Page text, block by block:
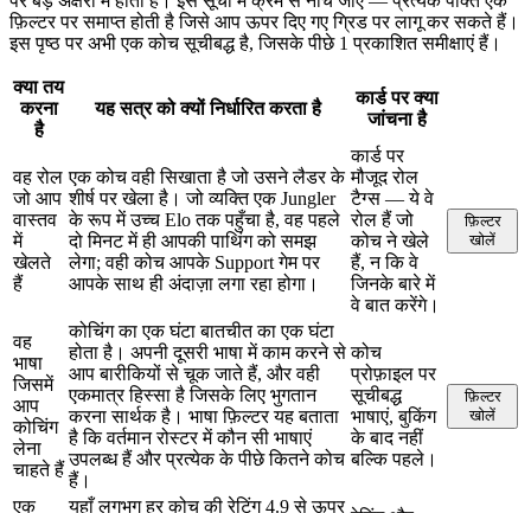
फ़िल्टर पर समाप्त होती है जिसे आप ऊपर दिए गए ग्रिड पर लागू कर सकते हैं।
इस पृष्ठ पर अभी एक कोच सूचीबद्ध है, जिसके पीछे 1 प्रकाशित समीक्षाएं हैं।
क्या तय
करना
है
यह सत्र को क्यों निर्धारित करता है
कार्ड पर क्या
जांचना है
वह रोल
जो आप
वास्तव
में
खेलते
हैं
एक कोच वही सिखाता है जो उसने लैडर के
शीर्ष पर खेला है। जो व्यक्ति एक Jungler
के रूप में उच्च Elo तक पहुँचा है, वह पहले
दो मिनट में ही आपकी पाथिंग को समझ
लेगा; वही कोच आपके Support गेम पर
आपके साथ ही अंदाज़ा लगा रहा होगा।
कार्ड पर
मौजूद रोल
टैग्स — ये वे
रोल हैं जो
कोच ने खेले
हैं, न कि वे
जिनके बारे में
वे बात करेंगे।
फ़िल्टर
खोलें
वह
भाषा
जिसमें
आप
कोचिंग
लेना
चाहते हैं
कोचिंग का एक घंटा बातचीत का एक घंटा
होता है। अपनी दूसरी भाषा में काम करने से
आप बारीकियों से चूक जाते हैं, और वही
एकमात्र हिस्सा है जिसके लिए भुगतान
करना सार्थक है। भाषा फ़िल्टर यह बताता
है कि वर्तमान रोस्टर में कौन सी भाषाएं
उपलब्ध हैं और प्रत्येक के पीछे कितने कोच
हैं।
कोच
प्रोफ़ाइल पर
सूचीबद्ध
भाषाएं, बुकिंग
के बाद नहीं
बल्कि पहले।
फ़िल्टर
खोलें
एक
यहाँ लगभग हर कोच की रेटिंग 4.9 से ऊपर